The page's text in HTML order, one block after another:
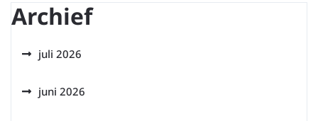
Archief
juli 2026
juni 2026